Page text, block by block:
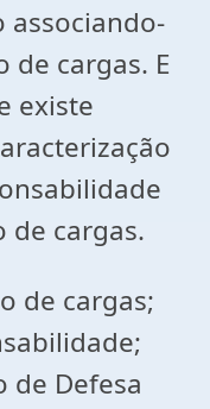
associando-
de cargas. E
existe
de cargas.
de cargas;
de Defesa